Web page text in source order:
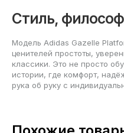
Стиль,
Модель Adidas Gazelle
ценителей простоты,
классики. Это не просто
истории, где комфорт,
рука об руку с